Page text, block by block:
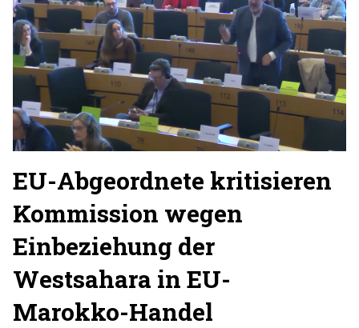
EU-Abgeordnete kritisieren
Kommission wegen
Einbeziehung der
Westsahara in EU-
Marokko-Handel